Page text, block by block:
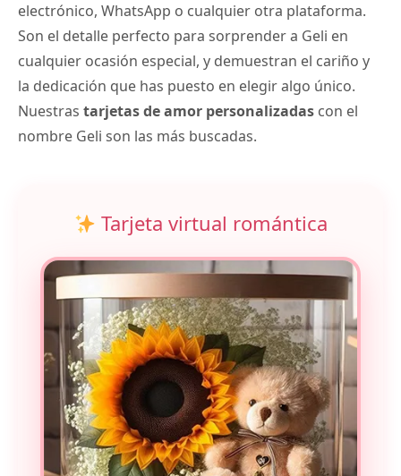
electrónico, WhatsApp o cualquier otra plataforma.
Son el detalle perfecto para sorprender a Geli en
cualquier ocasión especial, y demuestran el cariño y
la dedicación que has puesto en elegir algo único.
Nuestras tarjetas de amor personalizadas con el
nombre Geli son las más buscadas.
Tarjeta virtual romántica